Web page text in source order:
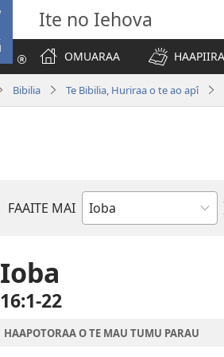
Ite no Iehova
OMUARAA
Bibilia Te Bibilia, Huriraa o te ao apî
FAAITE MAI
Buka
Ioba
16:1-22
HAAPOTORAA O TE MAU TUMU PARAU